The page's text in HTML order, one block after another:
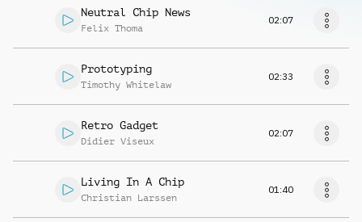
Neutral Chip News
Felix Thoma
02:07
Prototyping
Timothy Whitelaw
02:33
Retro Gadget
Didier Viseux
02:07
Living In A Chip
Christian Larssen
01:40